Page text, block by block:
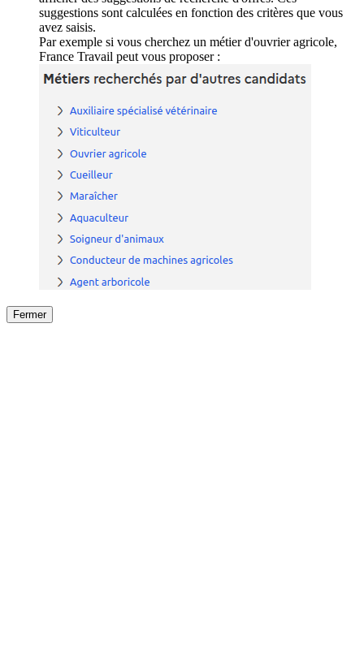
suggestions sont calculées en fonction des critères que vous
avez saisis.
Par exemple si vous cherchez un métier d'ouvrier agricole,
France Travail peut vous proposer :
Fermer